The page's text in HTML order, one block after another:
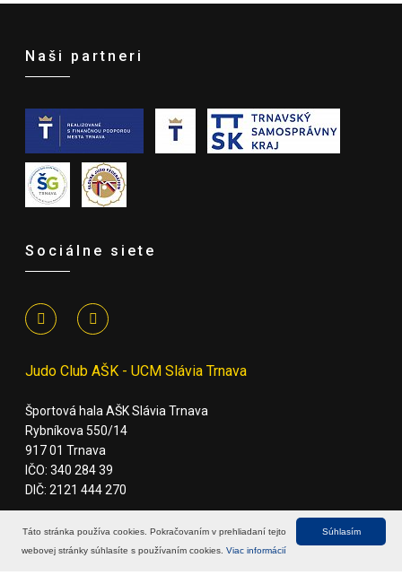
Naši partneri
Sociálne siete
Judo Club AŠK - UCM Slávia Trnava
Športová hala AŠK Slávia Trnava
Rybníkova 550/14
917 01 Trnava
IČO: 340 284 39
DIČ: 2121 444 270
Súhlasím
Táto stránka používa cookies. Pokračovaním v prehliadaní tejto
webovej stránky súhlasíte s používaním cookies. Viac informácií